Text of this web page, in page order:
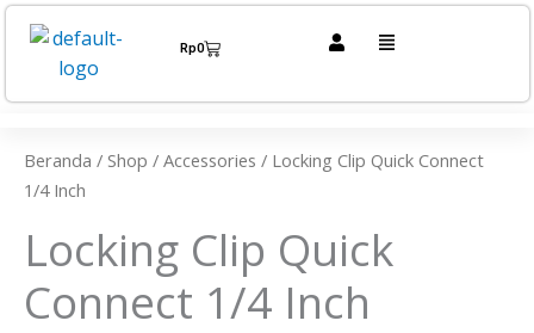
Lewati
konten
Rp0Cart Menu
Beranda / Shop / Accessories / Locking Clip Quick Connect
1/4 Inch
Locking Clip Quick
Connect 1/4 Inch
Clip
Quick
1/4
Inch